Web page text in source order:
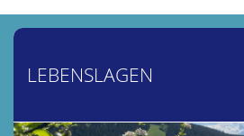
LEBENSLAGEN